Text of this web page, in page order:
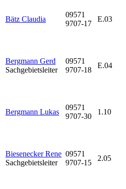
Bätz Claudia
09571
9707-17
E.03
Bergmann Gerd
Sachgebietsleiter
09571
9707-18
E.04
Bergmann Lukas
09571
9707-30
1.10
Biesenecker Rene
Sachgebietsleiter
09571
9707-15
2.05